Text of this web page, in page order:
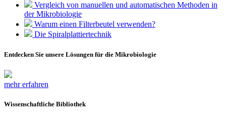
Vergleich von manuellen und automatischen Methoden in
der Mikrobiologie
Warum einen Filterbeutel verwenden?
Die Spiralplattier­technik
Entdecken Sie unsere Lösungen für die Mikrobiologie
mehr erfahren
Wissenschaftliche Bibliothek